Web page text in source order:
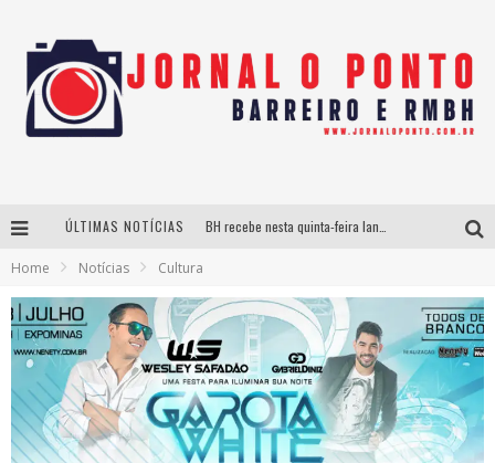
ÚLTIMAS NOTÍCIAS
Últimos dias para inscrições no curso gratuito de Design de Moda em Nova Lima
Home Notícias Cultura